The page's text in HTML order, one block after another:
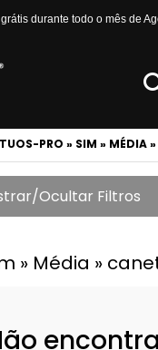
durante todo o mês de
PRO » SIM » MÉDIA
Ocultar Filtros
» Média »